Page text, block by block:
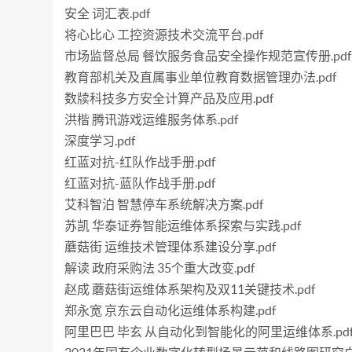
安全 词汇表.pdf
将心比心 工控资源技术交流平台.pdf
市场监督总局 餐饮服务食品安全操作规范宣传册.pdf
教育部机关及直属事业单位教育数据管理办法.pdf
数牍科技多方安全计算产品及应用.pdf
洪楷 腾讯游戏运维服务体系.pdf
深度学习.pdf
红蓝对抗-红队作战手册.pdf
红蓝对抗-蓝队作战手册.pdf
艾科智泊 智慧停车系统解决方案.pdf
苏凯 华泰证券智能运维体系探索与实践.pdf
蘑菇街 运维技术管理体系建设分享.pdf
解读 政府采购法 35个重大改变.pdf
赵成 蘑菇街运维体系架构及双11关键技术.pdf
郑永宽 京东云自动化运维体系构建.pdf
阿里巴巴 毕玄 从自动化到智能化的阿里运维体系